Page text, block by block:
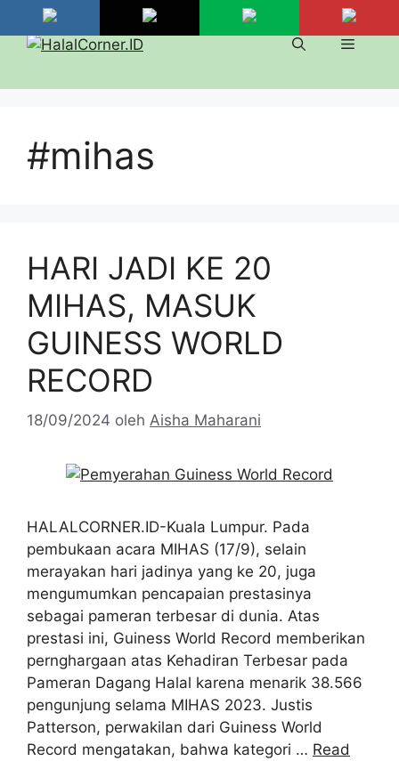
Langsung
ke
Menu
#mihas
HARI JADI KE 20
MIHAS, MASUK
GUINESS WORLD
RECORD
18/09/2024 oleh Aisha Maharani
HALALCORNER.ID-Kuala Lumpur. Pada
pembukaan acara MIHAS (17/9), selain
merayakan hari jadinya yang ke 20, juga
mengumumkan pencapaian prestasinya
sebagai pameran terbesar di dunia. Atas
prestasi ini, Guiness World Record memberikan
pernghargaan atas Kehadiran Terbesar pada
Pameran Dagang Halal karena menarik 38.566
pengunjung selama MIHAS 2023. Justis
Patterson, perwakilan dari Guiness World
Record mengatakan, bahwa kategori … Read